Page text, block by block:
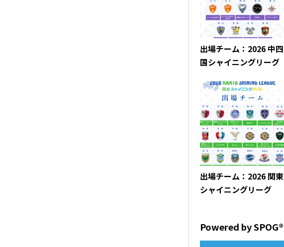
出場チーム：2026 中四
国シャイニングリーグ
出場チーム：2026 関東
シャイニングリーグ
Powered by SPOG®